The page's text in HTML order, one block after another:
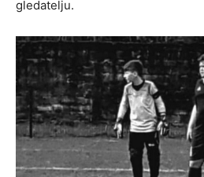
gledatelju.